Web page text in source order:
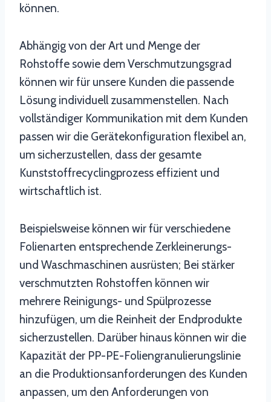
können.
Abhängig von der Art und Menge der
Rohstoffe sowie dem Verschmutzungsgrad
können wir für unsere Kunden die passende
Lösung individuell zusammenstellen. Nach
vollständiger Kommunikation mit dem Kunden
passen wir die Gerätekonfiguration flexibel an,
um sicherzustellen, dass der gesamte
Kunststoffrecyclingprozess effizient und
wirtschaftlich ist.
Beispielsweise können wir für verschiedene
Folienarten entsprechende Zerkleinerungs-
und Waschmaschinen ausrüsten; Bei stärker
verschmutzten Rohstoffen können wir
mehrere Reinigungs- und Spülprozesse
hinzufügen, um die Reinheit der Endprodukte
sicherzustellen. Darüber hinaus können wir die
Kapazität der PP-PE-Foliengranulierungslinie
an die Produktionsanforderungen des Kunden
anpassen, um den Anforderungen von